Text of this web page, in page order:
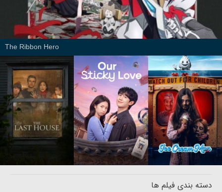
The Ribbon Hero
دسته بندی فیلم ها